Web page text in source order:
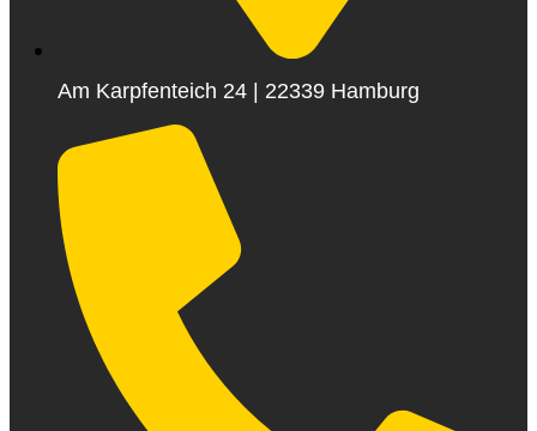
Am Karpfenteich 24 | 22339 Hamburg